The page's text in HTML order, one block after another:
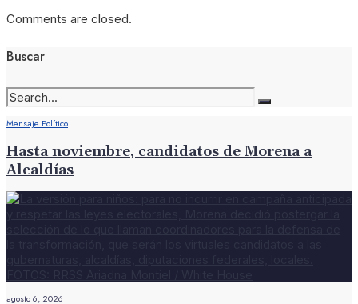
Comments are closed.
Buscar
Mensaje Político
Hasta noviembre, candidatos de Morena a
Alcaldías
agosto 6, 2026